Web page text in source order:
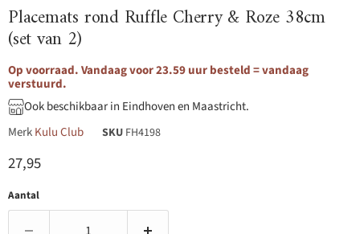
Placemats rond Ruffle Cherry & Roze 38cm
(set van 2)
Op voorraad. Vandaag voor 23.59 uur besteld = vandaag
verstuurd.
Ook beschikbaar in Eindhoven en Maastricht.
MerkKulu Club SKU FH4198
Huidige prijs
27,95
Aantal